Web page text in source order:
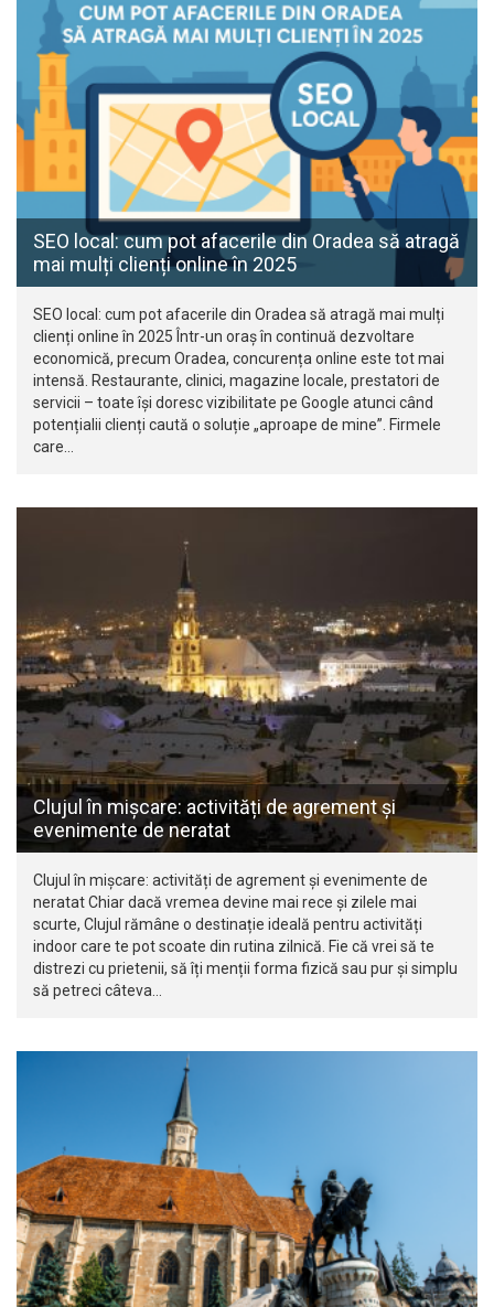
SEO local: cum pot afacerile din Oradea să atragă
mai mulți clienți online în 2025
SEO local: cum pot afacerile din Oradea să atragă mai mulți
clienți online în 2025 Într-un oraș în continuă dezvoltare
economică, precum Oradea, concurența online este tot mai
intensă. Restaurante, clinici, magazine locale, prestatori de
servicii – toate își doresc vizibilitate pe Google atunci când
potențialii clienți caută o soluție „aproape de mine”. Firmele
care…
Clujul în mișcare: activități de agrement și
evenimente de neratat
Clujul în mișcare: activități de agrement și evenimente de
neratat Chiar dacă vremea devine mai rece și zilele mai
scurte, Clujul rămâne o destinație ideală pentru activități
indoor care te pot scoate din rutina zilnică. Fie că vrei să te
distrezi cu prietenii, să îți menții forma fizică sau pur și simplu
să petreci câteva…